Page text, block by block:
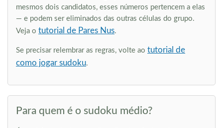
mesmos dois candidatos, esses números pertencem a elas
— e podem ser eliminados das outras células do grupo.
Veja o tutorial de Pares Nus.
Se precisar relembrar as regras, volte ao tutorial de
como jogar sudoku.
Para quem é o sudoku médio?